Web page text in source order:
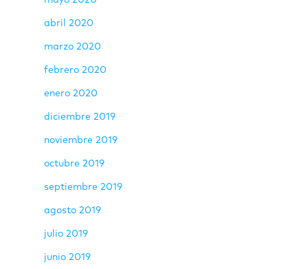
abril 2020
marzo 2020
febrero 2020
enero 2020
diciembre 2019
noviembre 2019
octubre 2019
septiembre 2019
agosto 2019
julio 2019
junio 2019